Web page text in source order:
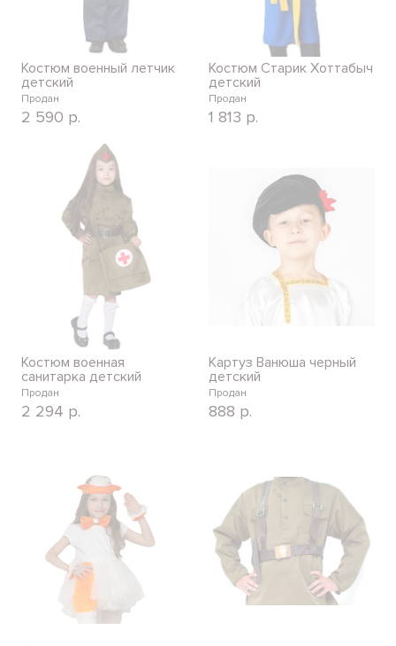
Костюм военный летчик
детский
Продан
2 590 р.
Костюм Старик Хоттабыч
детский
Продан
1 813 р.
Костюм военная
санитарка детский
Продан
2 294 р.
Картуз Ванюша черный
детский
Продан
888 р.